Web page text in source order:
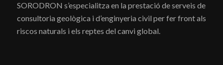
SORODRON s’especialitza en la prestació de serveis de
consultoria geològica i d’enginyeria civil per fer front als
riscos naturals i els reptes del canvi global.